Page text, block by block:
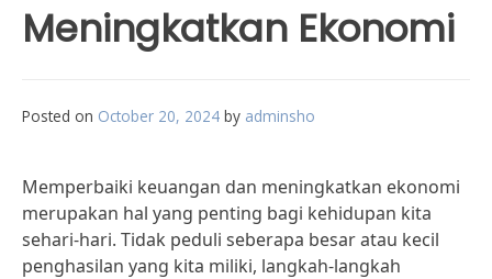
Meningkatkan Ekonomi
Posted on October 20, 2024 by adminsho
Memperbaiki keuangan dan meningkatkan ekonomi
merupakan hal yang penting bagi kehidupan kita
sehari-hari. Tidak peduli seberapa besar atau kecil
penghasilan yang kita miliki, langkah-langkah